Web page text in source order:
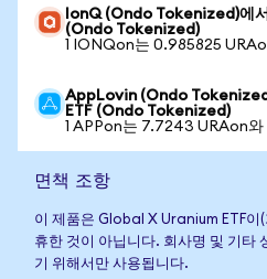
IonQ (Ondo Tokenized)에
(Ondo Tokenized)
1 IONQon는 0.985825
AppLovin (Ondo
ETF (Ondo Tokenized)
1 APPon는 7.7243 URAon와
면책 조항
이 제품은 Global X Uranium ETF이(
휴한 것이 아닙니다. 회사명 및 기타
기 위해서만 사용됩니다.